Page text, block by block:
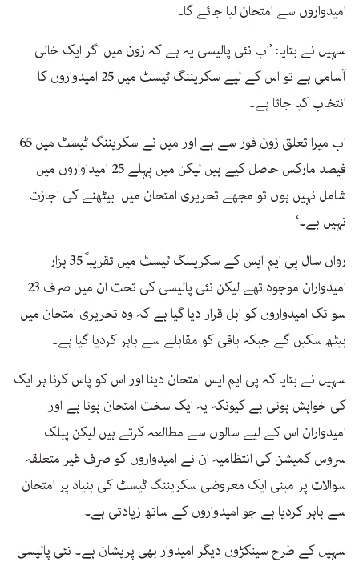
امیدواروں سے امتحان لیا جائے گا۔
سہیل نے بتایا: ’اب نئی پالیسی یہ ہے کہ زون میں اگر ایک خالی
آسامی ہے تو اس کے لیے سکریننگ ٹیسٹ میں 25 امیدواروں کا
انتخاب کیا جاتا ہے۔
اب میرا تعلق زون فور سے ہے اور میں نے سکریننگ ٹیسٹ میں 65
فیصد مارکس حاصل کیے ہیں لیکن میں پہلے 25 امیداواروں میں
شامل نہیں ہوں تو مجھے تحریری امتحان میں بیٹھنے کی اجازت
نہیں ہے۔‘
رواں سال پی ایم ایس کے سکریننگ ٹیسٹ میں تقریباً 35 ہزار
امیدواران موجود تھے لیکن نئی پالیسی کی تحت ان میں صرف 23
سو تک امیدواروں کو اہل قرار دیا گیا ہے کہ وہ تحریری امتحان میں
بیٹھ سکیں گے جبکہ باقی کو مقابلے سے باہر کردیا گیا ہے۔
سہیل نے بتایا کہ پی ایم ایس امتحان دینا اور اس کو پاس کرنا ہر ایک
کی خواہش ہوتی ہے کیونکہ یہ ایک سخت امتحان ہوتا ہے اور
امیدواران اس کے لیے سالوں سے مطالعہ کرتے ہیں لیکن پبلک
سروس کمیشن کی انتظامیہ ان نے امیدواروں کو صرف غیر متعلقہ
سوالات پر مبنی ایک معروضی سکریننگ ٹیسٹ کی بنیاد پر امتحان
سے باہر کردیا ہے جو امیدواروں کے ساتھ زیادتی ہے۔
سہیل کے طرح سینکڑوں دیگر امیدوار بھی پریشان ہے۔ نئی پالیسی